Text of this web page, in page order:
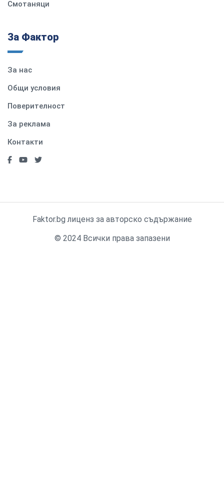
Смотаняци
За Фактор
За нас
Общи условия
Поверителност
За реклама
Контакти
Faktor.bg лиценз за авторско съдържание
© 2024 Всички права запазени